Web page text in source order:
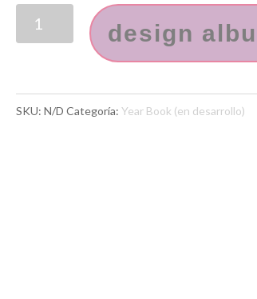
design
SKU: N/D Categoría: Year Book (en desarrollo)